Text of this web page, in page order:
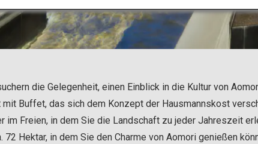
die Gelegenheit, einen Einblick in die Kultur von
mit Buffet, das sich dem Konzept der Hausmannskost
im Freien, in dem Sie die Landschaft zu jeder Jahreszeit
Hektar, in dem Sie den Charme von Aomori genießen